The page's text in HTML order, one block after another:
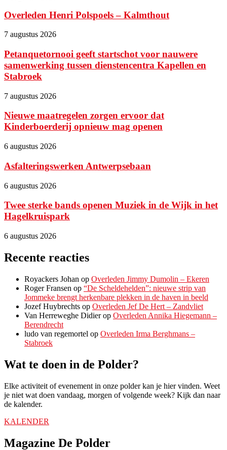
Overleden Henri Polspoels – Kalmthout
7 augustus 2026
Petanquetornooi geeft startschot voor nauwere
samenwerking tussen dienstencentra Kapellen en
Stabroek
7 augustus 2026
Nieuwe maatregelen zorgen ervoor dat
Kinderboerderij opnieuw mag openen
6 augustus 2026
Asfalteringswerken Antwerpsebaan
6 augustus 2026
Twee sterke bands openen Muziek in de Wijk in het
Hagelkruispark
6 augustus 2026
Recente reacties
Royackers Johan op Overleden Jimmy Dumolin – Ekeren
Roger Fransen op “De Scheldehelden”: nieuwe strip van
Jommeke brengt herkenbare plekken in de haven in beeld
Jozef Huybrechts op Overleden Jef De Hert – Zandvliet
Van Herreweghe Didierop Overleden Annika Hiegemann –
Berendrecht
ludo van regemortel op Overleden Irma Berghmans –
Stabroek
Wat te doen in de Polder?
Elke activiteit of evenement in onze polder kan je hier vinden. Weet
je niet wat doen vandaag, morgen of volgende week? Kijk dan naar
de kalender.
KALENDER
Magazine De Polder